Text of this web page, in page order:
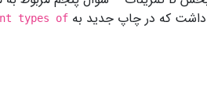
که در چاپ جدید به types of